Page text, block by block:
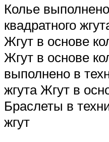
Колье
квадратного
Жгут в основе
Жгут в основе
выполнено в
жгута Жгут в
Браслеты в
жгут